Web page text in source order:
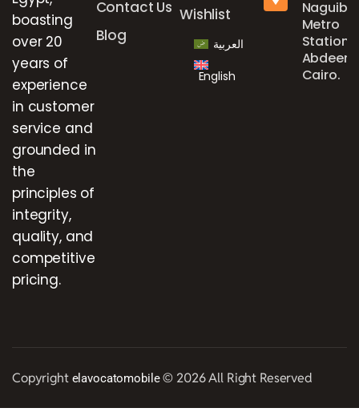
boasting
over 20
years of
experience
in customer
service and
grounded in
the
principles of
integrity,
quality, and
competitive
pricing.
Contact Us
Blog
Wishlist
العربية
English
Naguib
Metro
Station,
Abdeen,
Cairo.
Copyright elavocatomobile© 2026 All Right Reserved